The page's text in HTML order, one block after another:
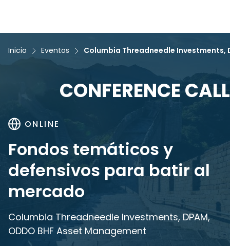
Inicio Eventos Columbia Threadneedle Investments,
CONFERENCE CALL
ONLINE
Fondos temáticos y
defensivos para batir al
mercado
Columbia Threadneedle Investments, DPAM,
ODDO BHF Asset Management